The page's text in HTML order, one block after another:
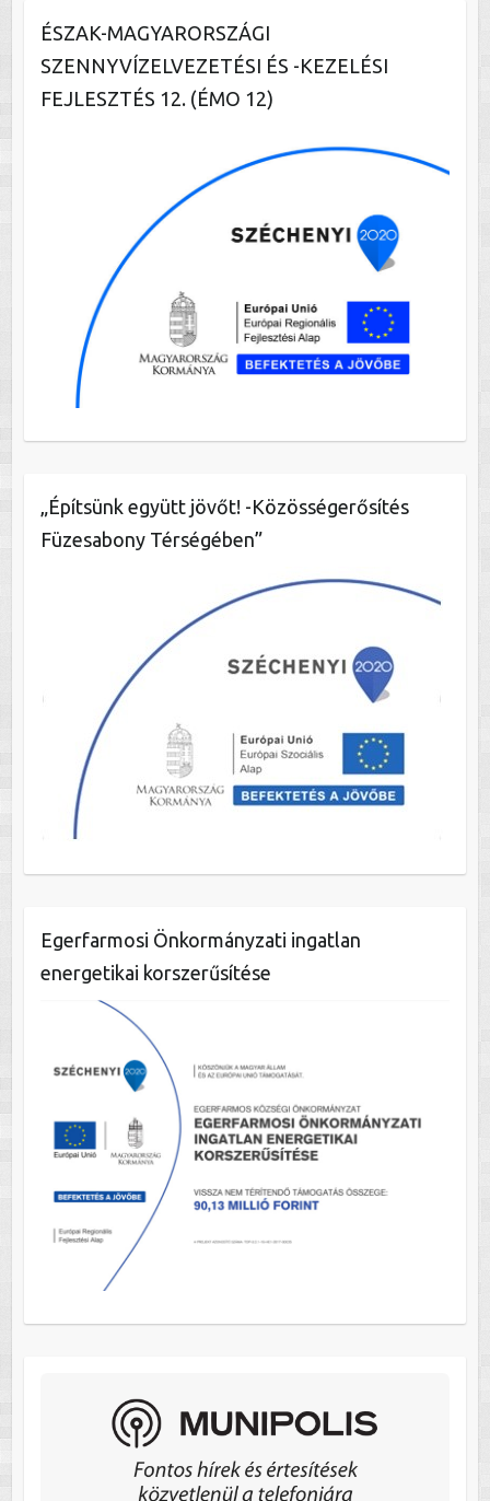
ÉSZAK-MAGYARORSZÁGI
SZENNYVÍZELVEZETÉSI ÉS -KEZELÉSI
FEJLESZTÉS 12. (ÉMO 12)
„Építsünk együtt jövőt! -Közösségerősítés
Füzesabony Térségében”
Egerfarmosi Önkormányzati ingatlan
energetikai korszerűsítése